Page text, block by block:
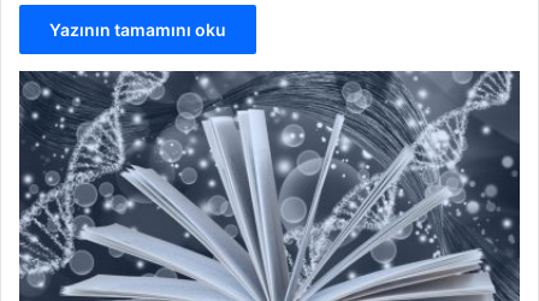
Yazının tamamını oku